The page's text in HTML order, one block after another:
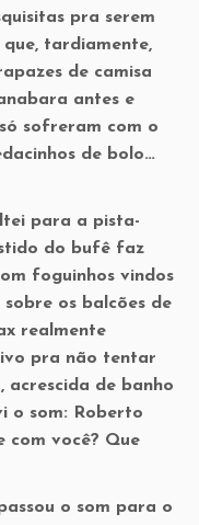
pra serem
tardiamente,
de camisa
antes e
sofreram com o
de bolo…
para a pista-
do bufê faz
foguinhos vindos
sobre os balcões de
realmente
pra não tentar
acrescida de banho
o som: Roberto
com você? Que
o som para o